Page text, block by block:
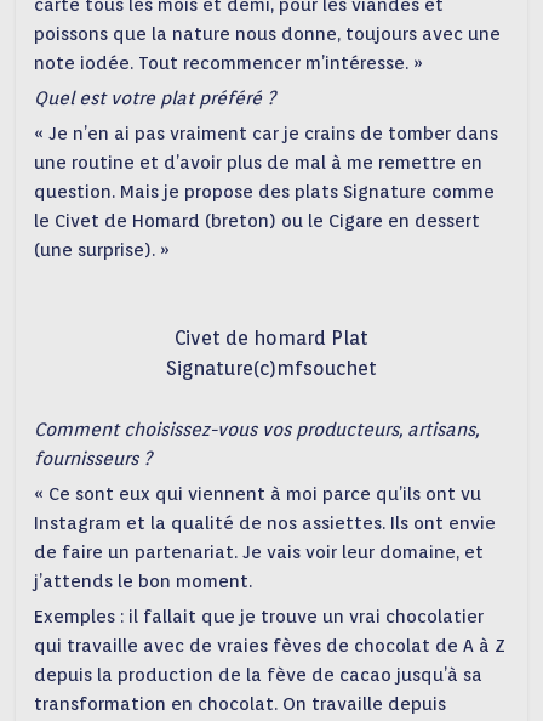
carte tous les mois et demi, pour les viandes et
poissons que la nature nous donne, toujours avec une
note iodée. Tout recommencer m’intéresse. »
Quel est votre plat préféré ?
« Je n’en ai pas vraiment car je crains de tomber dans
une routine et d’avoir plus de mal à me remettre en
question. Mais je propose des plats Signature comme
le Civet de Homard (breton) ou le Cigare en dessert
(une surprise). »
Civet de homard Plat
Signature(c)mfsouchet
Comment choisissez-vous vos producteurs, artisans,
fournisseurs ?
« Ce sont eux qui viennent à moi parce qu’ils ont vu
Instagram et la qualité de nos assiettes. Ils ont envie
de faire un partenariat. Je vais voir leur domaine, et
j’attends le bon moment.
Exemples : il fallait que je trouve un vrai chocolatier
qui travaille avec de vraies fèves de chocolat de A à Z
depuis la production de la fève de cacao jusqu’à sa
transformation en chocolat. On travaille depuis